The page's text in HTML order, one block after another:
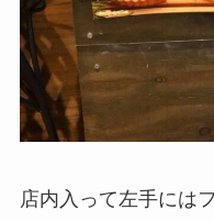
店内入って左手には